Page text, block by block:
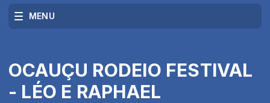
MENU
OCAUÇU RODEIO FESTIVAL
- LÉO E RAPHAEL